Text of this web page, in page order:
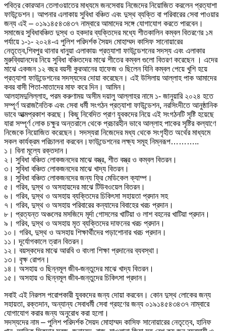
পবিত্র কোরআন তেলাওয়াতের মাধ্যমে জনসেবায় নিজেদের নিয়োজিত করলেন প্রত্যাশা
ফাউন্ডেশন। আপনার এলাকায় সুবিধা বঞ্চিত এবং দুস্থ ব্যক্তি বা পরিবারের সেবা পাওয়ার
জন্য এই – ০১৯১৪৫৪৩৪৩৭ নাম্বারে আমাদের সঙ্গে যোগাযোগ করতে পারবেন।
সমাজের সুবিধাবঞ্চিত দুস্থ ও হকদার ব্যক্তিদের মধ্যে শীতকালিন কম্বল বিতরণের ১ম
পর্যায়ে ১-১- ২০২৪-এ পুলিশ পরিদর্শক সৈয়দ মোহাম্মদ কাসিফ সানোয়ারের
নেতৃত্বে,শিবপুর থানার ধানুয়া এলাকায়৷ প্রত্যাশা ফাউন্ডেশনের সদস্য এবং এলাকার
মুরুব্বিয়ানদের নিয়ে সুবিধা বঞ্চিতদের মাঝে শীতের কম্বল গুলো বিতরণ করেছেন । এদের
মাঝে একজন ১২ বছর বয়সী কুরআনের হাফেজ ও ছিলেন যিনি কম্বল পেয়ে খুশি হয়ে
প্রত্যাশা ফাউন্ডেশনের সদস্যদের দোয়া করেছেন। এই উসিলায় আল্লাহ পাক আমাদের
কবর বাসী পিতা-মাতাদের মাফ করে দিন। আমিন।
আলহামদুলিল্লাহ, পরম করুণাময় অসীম দয়ালু আল্লাহর নামে ১- জানুয়ারি ২০২৪ হতে
সম্পূর্ণ অরাজনৈতিক এবং সেবা ধর্মী সংগঠন প্রত্যাশা ফাউন্ডেশন, নরসিংদীতে আনুষ্ঠানিক
ভাবে আত্মপ্রকাশ করছে। কিছু নিবেদিত প্রাণ যুবকদের নিয়ে এই সংগঠনটি সৃষ্টি হয়েছে
যারা সম্পূর্ণ লোক চক্ষুর অন্তরালে থেকে প্রচারহীন ভাবে আল্লাহ পাকের সৃষ্টির কল্যাণে
নিজেকে নিয়োজিত করেছেন। সদস্যরা নিজেদের মধ্য থেকে সংগৃহীত অর্থের মাধ্যমে
সকল কার্যক্রম পরিচালনা করবেন।ফাউন্ডেশনের লক্ষ্য সমূহ নিম্নরূপ………..
১। বিনা মূল্যে রক্তদান।
২। সুবিধা বঞ্চিত লোকজনদের মাঝে বস্ত্র, শীত বস্ত্র ও কম্বল বিতরন।
৩। সুবিধা বঞ্চিত লোকজনদের মাঝে খাদ্য বিতরন।
৪। সুবিধা বঞ্চিত লোকজনদের জন্য ফ্রি মেডিকেল ক্যাম্প।
৫। গরিব, দুস্থ ও অসহায়দের মাঝে টিউবওয়েল বিতরন।
৬। গরিব, দুস্থ ও অসহায় ব্যক্তিদের চিকিৎসা সহায়তা প্রদান সহ
৭। গরিব, দুস্থ ও অসহায় পরিবারের কন্যাদের বিবাহের খরচ প্রদান।
৮। প্রত্যন্ত অঞ্চলের মসজিদে মূর্দা গোসলের খাটিয়া ও লাশ বহনের খাটিয়া প্রদান।
৯। গরিব, দুস্থ ও অসহায় মৃত ব্যক্তিদের দাফনের খরচ প্রদান।
১০। গরিব, দুস্থ ও অসহায় শিক্ষার্থীদের পড়াশোনার খরচ প্রদান।
১১। দূর্যোগকালে ত্রান বিতরন।
১২। বয়স্কদের মাঝে আরবি ও বাংলা শিক্ষা প্রদানের ব্যবস্থা।
১৩। বৃক্ষ রোপন।
১৪। অসহায় ও ছিন্নমূল জীব-জন্তুদের মাঝে খাদ্য বিতরন।
১৫। অসহায় ও ছিন্নমূল জীব-জন্তুদের চিকিৎসা প্রদান।
সবাই এই নিরলস পরোপকারী যুবকদের জন্য দোয়া করবেন। কোন দুস্থ লোকের জন্য
সহায়তা, রক্তদান, অন্যান্য সেবাধর্মী সেবা গ্রহণের জন্য ০১৯১৪৫৪৩৪৩৭ নাম্বারে
যোগাযোগ করার জন্য অনুরোধ করা হলো।
সদস্যদের নাম – পুলিশ পরিদর্শক সৈয়দ মোহাম্মদ কাসিফ সানোয়ারের নেতৃত্বে, হানিফ